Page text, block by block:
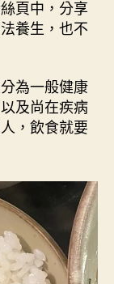
康
食
法
〉
頁中，分享
養生，也不
為一般健康
及尚在疾病
，飲食就要